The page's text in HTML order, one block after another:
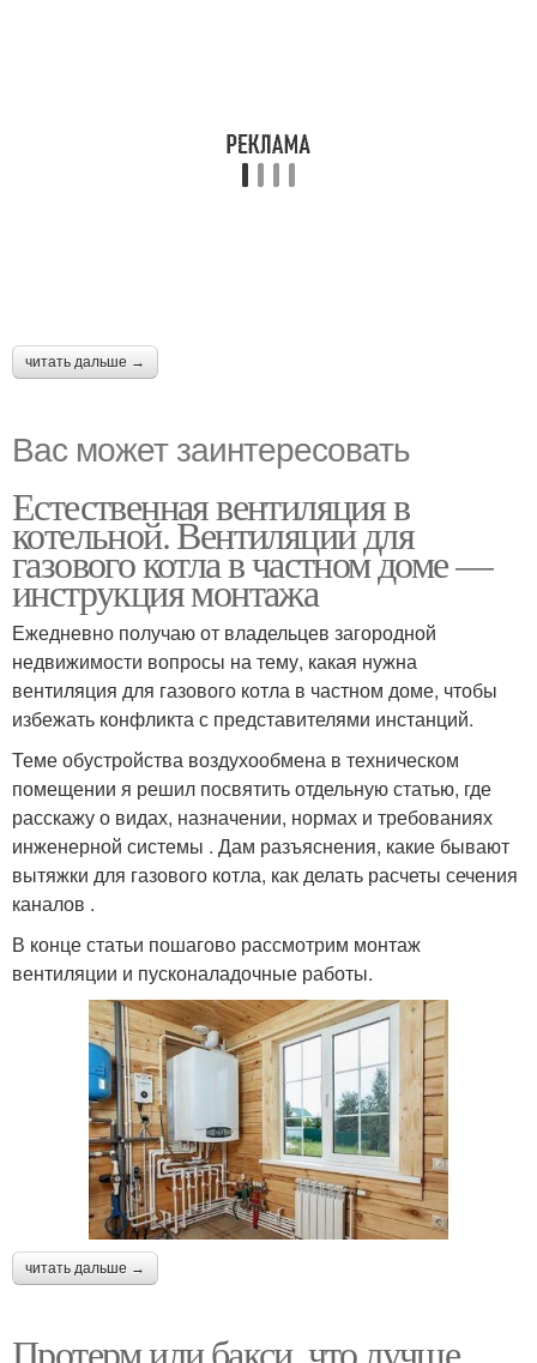
читать дальше →
Вас может заинтересовать
Естественная вентиляция в
котельной. Вентиляции для
газового котла в частном доме —
инструкция монтажа
Ежедневно получаю от владельцев загородной
недвижимости вопросы на тему, какая нужна
вентиляция для газового котла в частном доме, чтобы
избежать конфликта с представителями инстанций.
Теме обустройства воздухообмена в техническом
помещении я решил посвятить отдельную статью, где
расскажу о видах, назначении, нормах и требованиях
инженерной системы . Дам разъяснения, какие бывают
вытяжки для газового котла, как делать расчеты сечения
каналов .
В конце статьи пошагово рассмотрим монтаж
вентиляции и пусконаладочные работы.
читать дальше →
Протерм или бакси, что лучше.